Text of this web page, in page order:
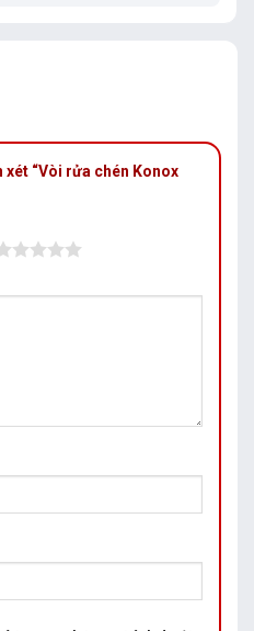
xét “Vòi rửa chén Konox